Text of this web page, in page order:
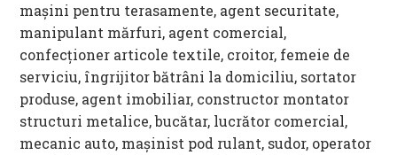
mașini pentru terasamente, agent securitate,
manipulant mărfuri, agent comercial,
confecționer articole textile, croitor, femeie de
serviciu, îngrijitor bătrâni la domiciliu, sortator
produse, agent imobiliar, constructor montator
structuri metalice, bucătar, lucrător comercial,
mecanic auto, mașinist pod rulant, sudor, operator